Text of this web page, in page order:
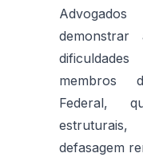
membros
Federal,
defasagem